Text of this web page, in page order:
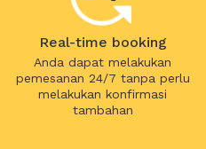
Real-time booking
Anda dapat melakukan
pemesanan 24/7 tanpa perlu
melakukan konfirmasi
tambahan